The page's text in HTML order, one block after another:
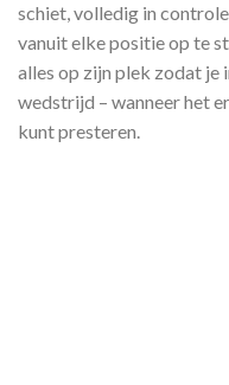
schiet, volledig in
vanuit elke positie op te
alles op zijn plek zodat je
wedstrijd – wanneer het
kunt presteren.